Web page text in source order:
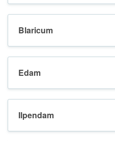
Blaricum
Edam
Ilpendam